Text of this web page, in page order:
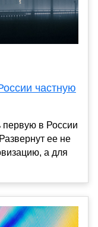
частную
первую в России
ее не
а для